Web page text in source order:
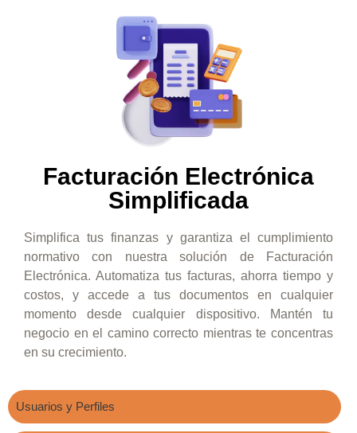
Facturación Electrónica
Simplificada
Simplifica tus finanzas y garantiza el cumplimiento
normativo con nuestra solución de Facturación
Electrónica. Automatiza tus facturas, ahorra tiempo y
costos, y accede a tus documentos en cualquier
momento desde cualquier dispositivo. Mantén tu
negocio en el camino correcto mientras te concentras
en su crecimiento.
Usuarios y Perfiles